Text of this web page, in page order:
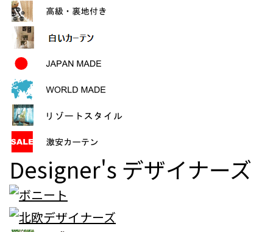
Designer's デザイナーズ